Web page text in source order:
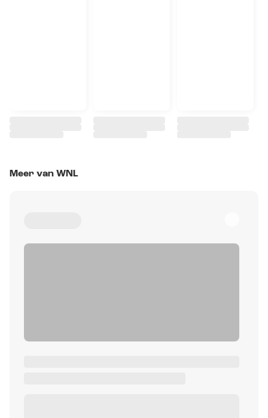
Meer van WNL